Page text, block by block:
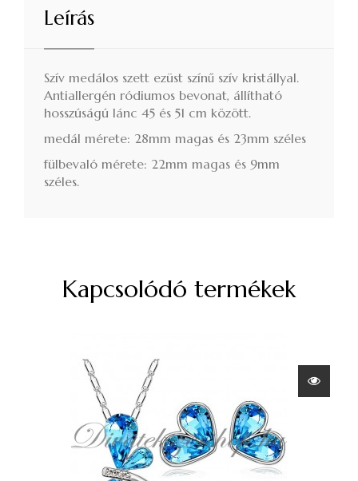
Leírás
Szív medálos szett ezüst színű szív kristállyal.
Antiallergén ródiumos bevonat, állítható
hosszúságú lánc 45 és 51 cm között.
medál mérete: 28mm magas és 23mm széles
fülbevaló mérete: 22mm magas és 9mm
széles.
Kapcsolódó termékek